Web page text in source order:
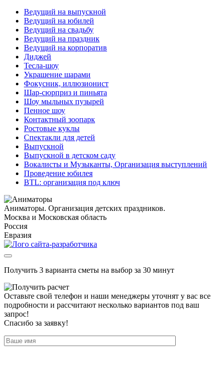
Ведущий на выпускной
Ведущий на юбилей
Ведущий на свадьбу
Ведущий на праздник
Ведущий на корпоратив
Диджей
Тесла-шоу
Украшение шарами
Фокусник, иллюзионист
Шар-сюрприз и пиньята
Шоу мыльных пузырей
Пенное шоу
Контактный зоопарк
Ростовые куклы
Спектакли для детей
Выпускной
Выпускной в детском саду
Вокалисты и Музыканты, Организация выступлений
Проведение юбилея
BTL: организация под ключ
Аниматоры. Организация детских праздников.
Москва и Московская область
Россия
Евразия
Получить 3 варианта сметы на выбор за 30 минут
Оставьте свой телефон и наши менеджеры уточнят у вас все
подробности и рассчитают несколько вариантов под ваш
запрос!
Спасибо за заявку!